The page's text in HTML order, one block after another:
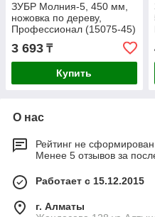
ЗУБР Молния-5, 450 мм,
ножовка по дереву,
Профессионал (15075-45)
3 693 ₸
Купить
О нас
Рейтинг не сформирован
Менее 5 отзывов за
Работает с 15.12.2015
г. Алматы